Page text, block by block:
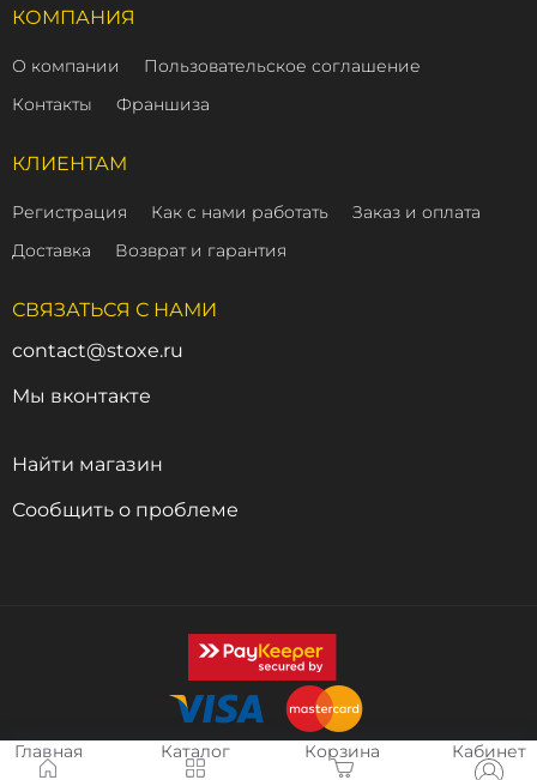
КОМПАНИЯ
О компании
Пользовательское соглашение
Контакты
Франшиза
КЛИЕНТАМ
Регистрация Как с нами работать
Заказ и оплата
Доставка
Возврат и гарантия
СВЯЗАТЬСЯ С НАМИ
contact@stoxe.ru
Мы вконтакте
Найти магазин
Сообщить о проблеме
Главная Каталог Корзина Кабинет